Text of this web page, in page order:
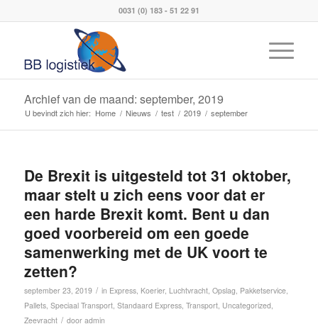
0031 (0) 183 - 51 22 91
Archief van de maand: september, 2019
U bevindt zich hier: Home / Nieuws / test / 2019 / september
De Brexit is uitgesteld tot 31 oktober,
maar stelt u zich eens voor dat er
een harde Brexit komt. Bent u dan
goed voorbereid om een goede
samenwerking met de UK voort te
zetten?
september 23, 2019 / in Express, Koerier, Luchtvracht, Opslag, Pakketservice,
Pallets, Speciaal Transport, Standaard Express, Transport, Uncategorized,
Zeevracht / door admin